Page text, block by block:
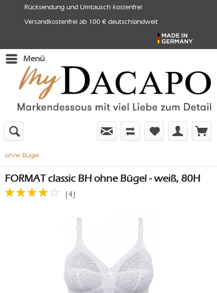
Rücksendung und Umtausch kostenfrei
Versandkostenfrei ab 100 € deutschlandweit
Menü
ohne Bügel
FORMAT classic BH ohne Bügel - weiß, 80H
(4)